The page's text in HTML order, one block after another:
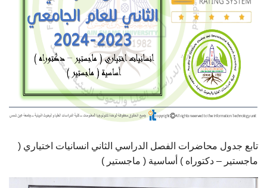
أهم الأخبار
مشروع شمس BE GREEN
سفراء المناخ
مفاهيم هامة
تواصل معنا
تابع جدول محاضرات الفصل الدراسي الثاني انسانيات اختياري (
ماجستير – دكتوراه ) أساسية ( ماجستير )